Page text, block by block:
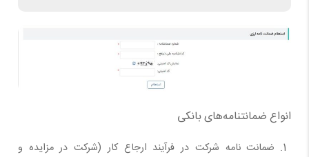
انواع ضمانتنامه‌های بانکی
ضمانت نامه شرکت در فرآیند ارجاع کار (شرکت در مزایده و